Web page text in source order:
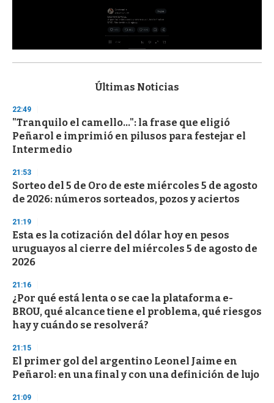
s
d
s
o
f
3
s
e
c
o
d
s
Últimas Noticias
22:49
"Tranquilo el camello...": la frase que eligió
Peñarol e imprimió en pilusos para festejar el
Intermedio
21:53
Sorteo del 5 de Oro de este miércoles 5 de agosto
de 2026: números sorteados, pozos y aciertos
21:19
Esta es la cotización del dólar hoy en pesos
uruguayos al cierre del miércoles 5 de agosto de
2026
21:16
¿Por qué está lenta o se cae la plataforma e-
BROU, qué alcance tiene el problema, qué riesgos
hay y cuándo se resolverá?
21:15
El primer gol del argentino Leonel Jaime en
Peñarol: en una final y con una definición de lujo
21:09